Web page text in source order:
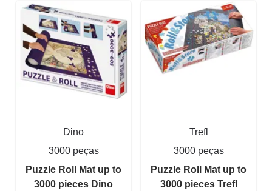
Dino
3000 peças
Puzzle Roll Mat up to
3000 pieces Dino
Trefl
3000 peças
Puzzle Roll Mat up to
3000 pieces Trefl